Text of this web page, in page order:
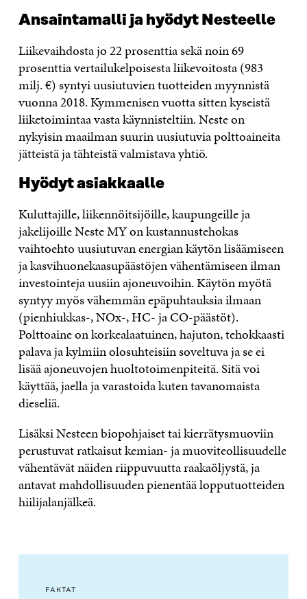
Ansaintamalli ja hyödyt Nesteelle
Liikevaihdosta jo 22 prosenttia sekä noin 69
prosenttia vertailukelpoisesta liikevoitosta (983
milj. €) syntyi uusiutuvien tuotteiden myynnistä
vuonna 2018. Kymmenisen vuotta sitten kyseistä
liiketoimintaa vasta käynnisteltiin. Neste on
nykyisin maailman suurin uusiutuvia polttoaineita
jätteistä ja tähteistä valmistava yhtiö.
Hyödyt asiakkaalle
Kuluttajille, liikennöitsijöille, kaupungeille ja
jakelijoille Neste MY on kustannustehokas
vaihtoehto uusiutuvan energian käytön lisäämiseen
ja kasvihuonekaasupäästöjen vähentämiseen ilman
investointeja uusiin ajoneuvoihin. Käytön myötä
syntyy myös vähemmän epäpuhtauksia ilmaan
(pienhiukkas-, NOx-, HC- ja CO-päästöt).
Polttoaine on korkealaatuinen, hajuton, tehokkaasti
palava ja kylmiin olosuhteisiin soveltuva ja se ei
lisää ajoneuvojen huoltotoimenpiteitä. Sitä voi
käyttää, jaella ja varastoida kuten tavanomaista
dieseliä.
Lisäksi Nesteen biopohjaiset tai kierrätysmuoviin
perustuvat ratkaisut kemian- ja muoviteollisuudelle
vähentävät näiden riippuvuutta raakaöljystä, ja
antavat mahdollisuuden pienentää lopputuotteiden
hiilijalanjälkeä.
FAKTAT